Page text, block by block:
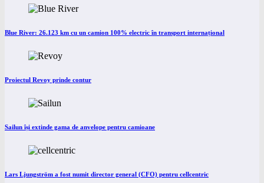
Blue River: 26.123 km cu un camion 100% electric în transport internațional
Proiectul Revoy prinde contur
Sailun își extinde gama de anvelope pentru camioane
Lars Ljungström a fost numit director general (CFO) pentru cellcentric